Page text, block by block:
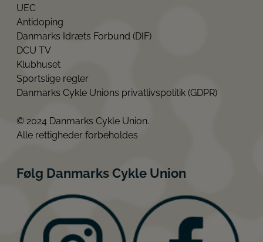
UEC
Antidoping
Danmarks Idræts Forbund (DIF)
DCU TV
Klubhuset
Sportslige regler
Danmarks Cykle Unions privatlivspolitik (GDPR)
© 2024 Danmarks Cykle Union.
Alle rettigheder forbeholdes
Følg Danmarks Cykle Union